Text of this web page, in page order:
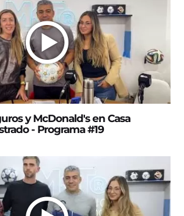
y McDonald's en Casa
- Programa #19